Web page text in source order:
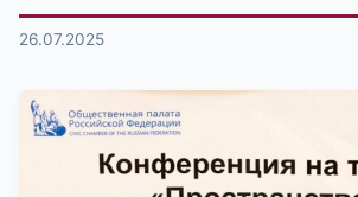
26.07.2025